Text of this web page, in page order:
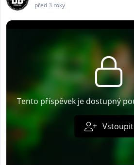
před 3 roky
Tento příspěvek je dostupný
Vstoupit